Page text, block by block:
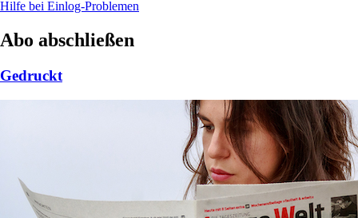
Hilfe bei Einlog-Problemen
Abo abschließen
Gedruckt